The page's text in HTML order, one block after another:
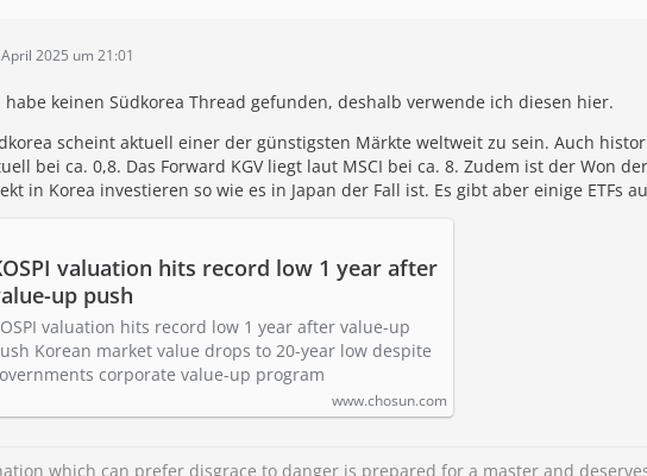
2025 um 21:01
habe keinen Südkorea Thread gefunden, deshalb verwende ich diesen hier.
scheint aktuell einer der günstigsten Märkte weltweit zu sein. Auch
bei ca. 0,8. Das Forward KGV liegt laut MSCI bei ca. 8. Zudem ist der Won
in Korea investieren so wie es in Japan der Fall ist. Es gibt aber einige ETFs
valuation hits record low 1 year after
up push
valuation hits record low 1 year after value-up
Korean market value drops to 20-year low despite
corporate value-up program
www.chosun.com
which can prefer disgrace to danger is prepared for a master and